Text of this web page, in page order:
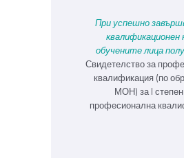
При успешно
квалификационен
обучените лица
Свидетелство за
квалификация (по
МОН) за I
професионална